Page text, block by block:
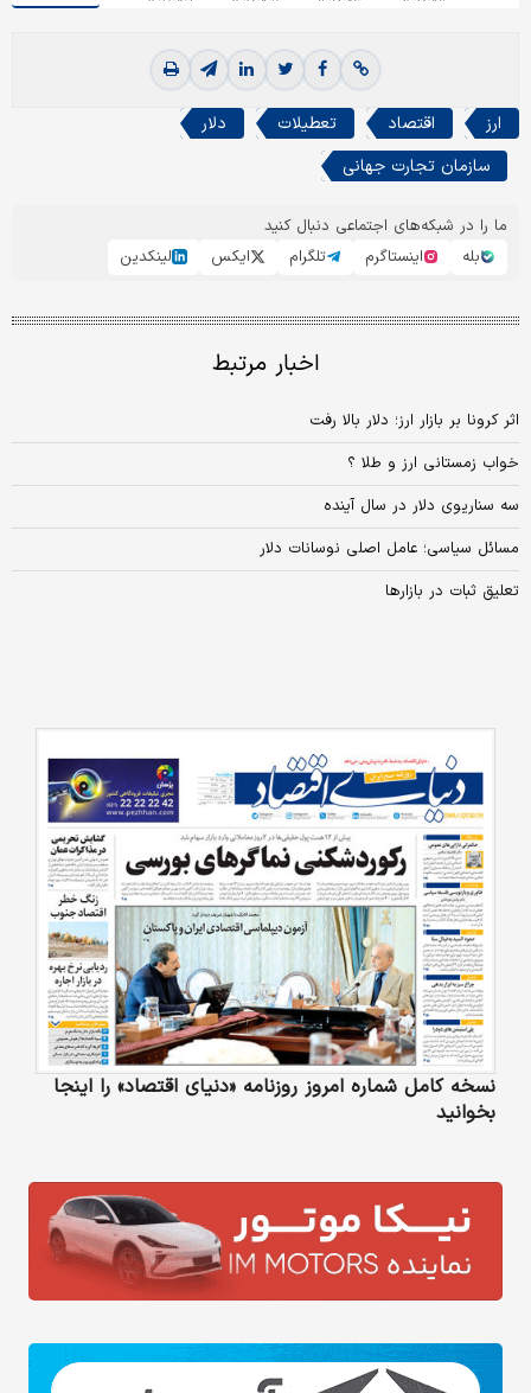
ارز اقتصاد تعطیلات
دلار
سازمان تجارت جهانی
ما را در شبکه‌های اجتماعی دنبال کنید
بله
اینستاگرم تلگرام ایکس لینکدین
اخبار مرتبط
اثر کرونا بر بازار ارز؛ دلار بالا رفت
خواب زمستانی ارز و طلا ؟
سه سناریوی دلار در سال آینده
مسائل سیاسی؛ عامل اصلی نوسانات دلار
تعلیق ثبات در بازارها
نسخه کامل شماره امروز روزنامه «دنیای‌ اقتصاد» را اینجا
بخوانید